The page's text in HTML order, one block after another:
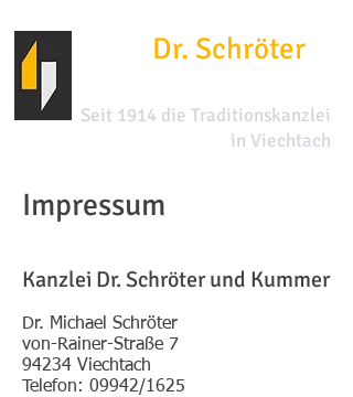
Dr. Schröter
Seit 1914 die Traditionskanzlei
in Viechtach
Impressum
Kanzlei Dr. Schröter und Kummer
Dr. Michael Schröter
von-Rainer-Straße 7
94234 Viechtach
Telefon: 09942/1625